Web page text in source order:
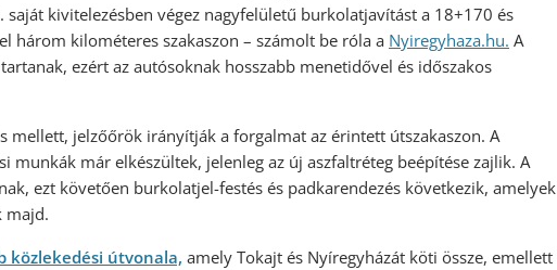
saját kivitelezésben végez nagyfelületű burkolatjavítást a 18+170 és
három kilométeres szakaszon – számolt be róla a Nyiregyhaza.hu. A
ezért az autósoknak hosszabb menetidővel és időszakos
mellett, jelzőőrök irányítják a forgalmat az érintett útszakaszon. A
munkák már elkészültek, jelenleg az új aszfaltréteg beépítése zajlik. A
ezt követően burkolatjel-festés és padkarendezés következik, amelyek
majd.
közlekedési útvonala, amely Tokajt és Nyíregyházát köti össze, emellett